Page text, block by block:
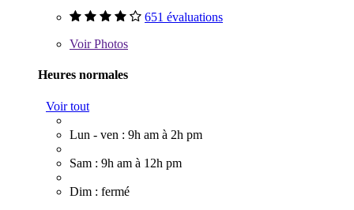
651 évaluations
VoirPhotos
Heures normales
Voir tout
Lun - ven : 9h am à 2h pm
Sam : 9h am à 12h pm
Dim : fermé